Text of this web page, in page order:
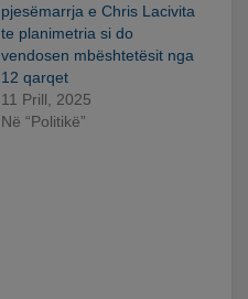
pjesëmarrja e Chris Lacivita
te planimetria si do
vendosen mbështetësit nga
12 qarqet
11 Prill, 2025
Në “Politikë”